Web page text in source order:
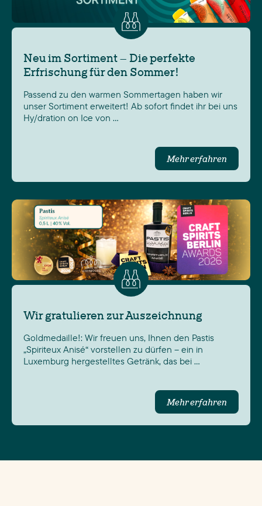
Neu im Sortiment – Die perfekte
Erfrischung für den Sommer!
Passend zu den warmen Sommertagen haben wir
unser Sortiment erweitert! Ab sofort findet ihr bei uns
Hy/dration on Ice von …
Mehr erfahren
Wir gratulieren zur Auszeichnung
Goldmedaille!: Wir freuen uns, Ihnen den Pastis
„Spiriteux Anisé“ vorstellen zu dürfen – ein in
Luxemburg hergestelltes Getränk, das bei …
Mehr erfahren